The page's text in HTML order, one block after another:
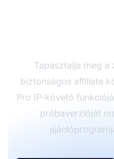
Tapasztalja meg a
biztonságos affiliate
Pro IP-követő
próbaverzióját